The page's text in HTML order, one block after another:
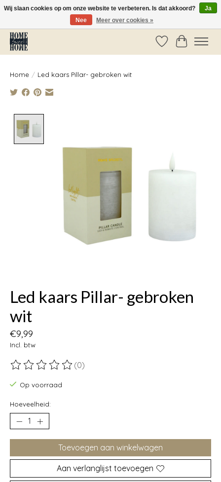
Vóór 14:00 besteld, dezelfde dag verzonden!
Verlanglijst
Home / Led kaars Pillar- gebroken wit
Led kaars Pillar- gebroken
wit
€9,99
Incl. btw
De beoordeling van dit product is
(0)
Op voorraad
Hoeveelheid:
Toevoegen aan winkelwagen
Aan verlanglijst toevoegen
Wij slaan cookies op om onze website te verbeteren. Is dat akkoord?
Ja
Nee
Meer over cookies »